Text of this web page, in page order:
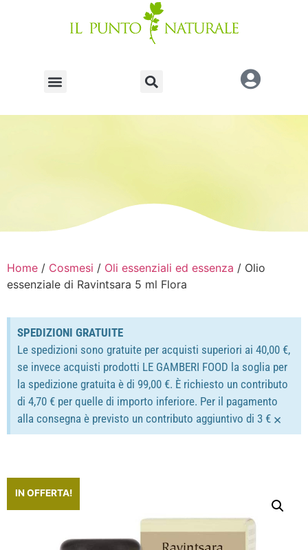
Home / Cosmesi / Oli essenziali ed essenza / Olio
essenziale di Ravintsara 5 ml Flora
SPEDIZIONI GRATUITE
Le spedizioni sono gratuite per acquisti superiori ai 40,00 €,
se invece acquisti prodotti LE GAMBERI FOOD la soglia per
la spedizione gratuita è di 99,00 €. È richiesto un contributo
di 4,70 € per quelle di importo inferiore. Per il pagamento
alla consegna è previsto un contributo aggiuntivo di 3 € ×
IN OFFERTA!